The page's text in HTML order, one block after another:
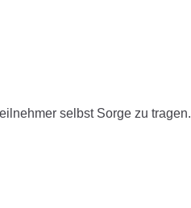
selbst Sorge zu tragen.